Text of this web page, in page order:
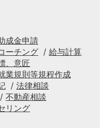
成金申請
ーチング
給与計算
、意匠
業規則等規程作成
法律相談
不動産相談
リング